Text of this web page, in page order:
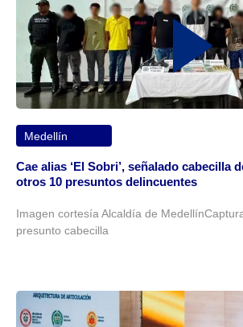
Medellín
Cae alias ‘El Sobri’, señalado cabecilla
otros 10 presuntos delincuentes
Imagen cortesía Alcaldía de
presunto cabecilla